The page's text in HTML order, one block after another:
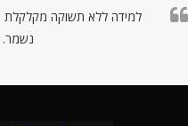
למידה ללא תשוקה מקלקלת
נשמר.